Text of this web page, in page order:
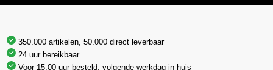
350.000 artikelen, 50.000 direct leverbaar
24 uur bereikbaar
Voor 15:00 uur besteld, volgende werkdag in huis